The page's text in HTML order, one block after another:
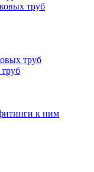
труб
труб
к ним